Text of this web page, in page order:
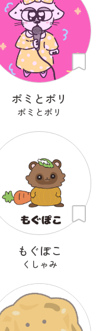
ポミとポリ
ポミとポリ
もぐぽこ
くしゃみ